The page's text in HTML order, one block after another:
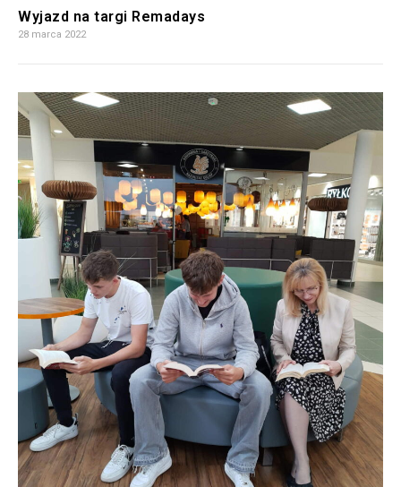
Wyjazd na targi Remadays
28 marca 2022